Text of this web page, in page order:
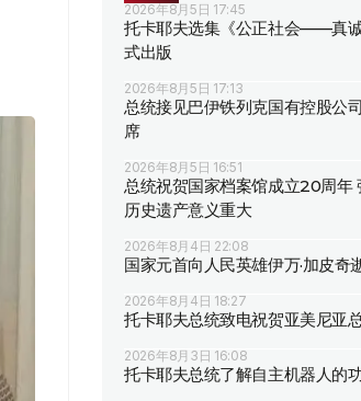
2026年8月5日 17:45
托卡耶夫选集《公正社会——真
式出版
2026年8月5日 17:13
总统接见巴伊铁列克国有控股公
席
2026年8月5日 16:51
总统祝贺国家档案馆成立20周年
历史遗产意义重大
2026年8月4日 22:08
国家元首向人民英雄伊万·加皮奇
2026年8月4日 18:27
托卡耶夫总统致电祝贺亚美尼亚
2026年8月3日 16:08
托卡耶夫总统了解自主机器人的